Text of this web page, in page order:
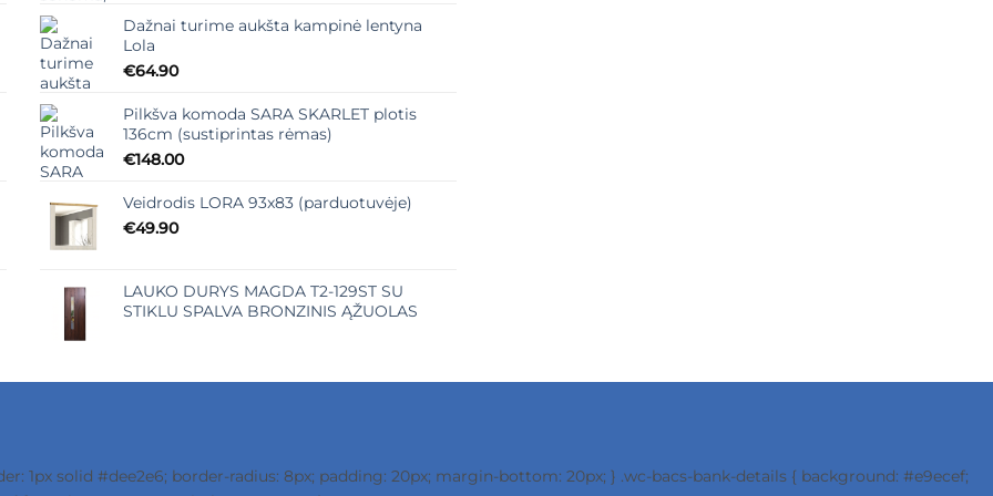
Dažnai turime aukšta kampinė lentyna
Lola
€64.90
Pilkšva komoda SARA SKARLET plotis
136cm (sustiprintas rėmas)
€148.00
Veidrodis LORA 93x83 (parduotuvėje)
€49.90
LAUKO DURYS MAGDA T2-129ST SU
STIKLU SPALVA BRONZINIS ĄŽUOLAS
1px solid #dee2e6; border-radius: 8px; padding: 20px; margin-bottom: 20px; } .wc-bacs-bank-details { background: #e9ecef;